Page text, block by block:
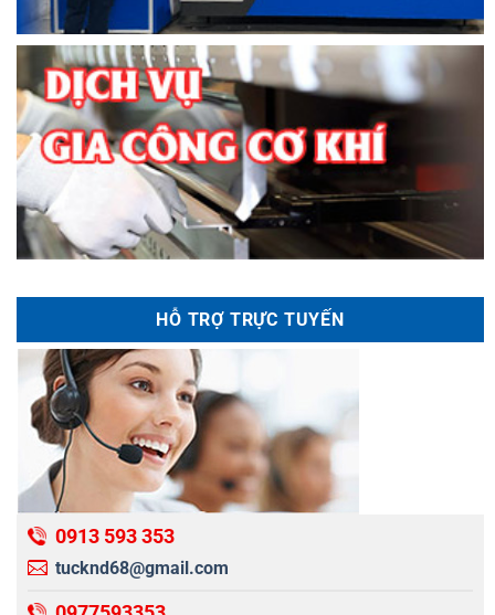
HỖ TRỢ TRỰC TUYẾN
0913 593 353
tucknd68@gmail.com